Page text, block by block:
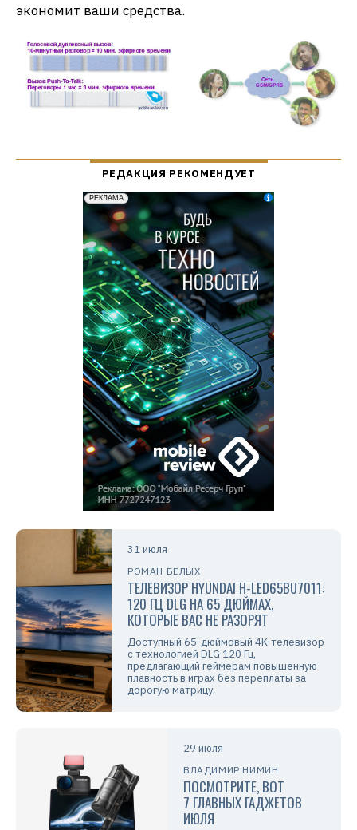
экономит ваши средства.
31 июля
РОМАН БЕЛЫХ
ТЕЛЕВИЗОР HYUNDAI H-LED65BU7011:
120 ГЦ DLG НА 65 ДЮЙМАХ,
КОТОРЫЕ ВАС НЕ РАЗОРЯТ
Доступный 65-дюймовый 4K-телевизор
с технологией DLG 120 Гц,
предлагающий геймерам повышенную
плавность в играх без переплаты за
дорогую матрицу.
29 июля
ВЛАДИМИР НИМИН
ПОСМОТРИТЕ, ВОТ
7 ГЛАВНЫХ ГАДЖЕТОВ
ИЮЛЯ